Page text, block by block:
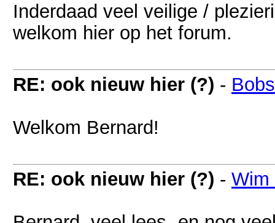
Inderdaad veel veilige /
welkom hier op het forum.
RE: ook nieuw hier (?) -
Welkom Bernard!
RE: ook nieuw hier (?) - Wim